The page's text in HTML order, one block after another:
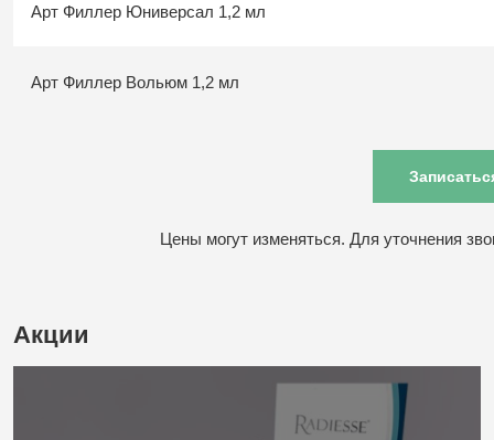
Арт Филлер Юниверсал 1,2 мл
Арт Филлер Вольюм 1,2 мл
Цены могут изменяться. Для уточнения
Акции